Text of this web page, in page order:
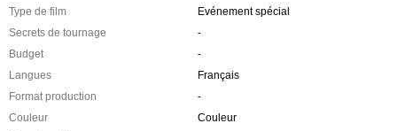
Type de film
Evénement spécial
Secrets de tournage
-
Budget
-
Langues
Français
Format production
-
Couleur
Couleur